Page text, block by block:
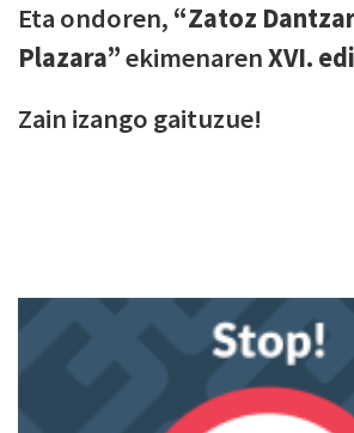
Eta ondoren, “Zatoz
Plazara”ekimenarenXVI.
Zain izango gaituzue!